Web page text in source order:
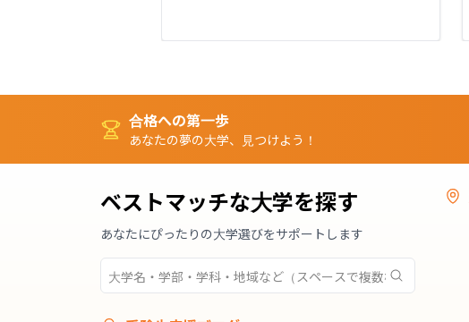
合格への第一歩
あなたの夢の大学、見つけよう！
ベストマッチな大学を探す
あなたにぴったりの大学選びをサポートします